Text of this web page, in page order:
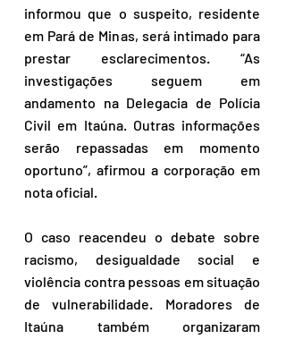
informou que o suspeito, residente
em Pará de Minas, será intimado para
prestar esclarecimentos. “As
investigações seguem em
andamento na Delegacia de Polícia
Civil em Itaúna. Outras informações
serão repassadas em momento
oportuno”, afirmou a corporação em
nota oficial.
O caso reacendeu o debate sobre
racismo, desigualdade social e
violência contra pessoas em situação
de vulnerabilidade. Moradores de
Itaúna também organizaram